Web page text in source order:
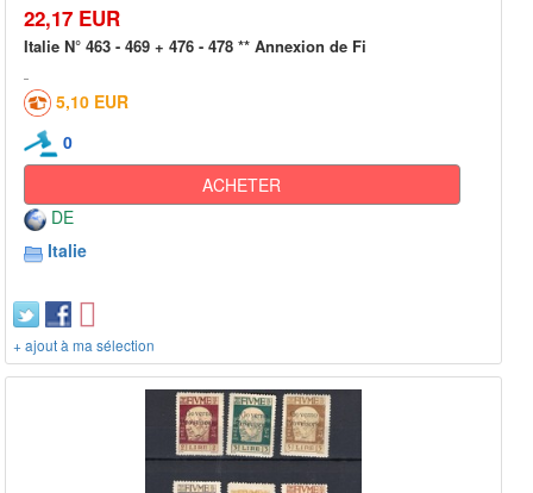
22,17 EUR
Italie N° 463 - 469 + 476 - 478 ** Annexion de Fi
5,10 EUR
0
ACHETER
DE
Italie
+ ajout à ma sélection